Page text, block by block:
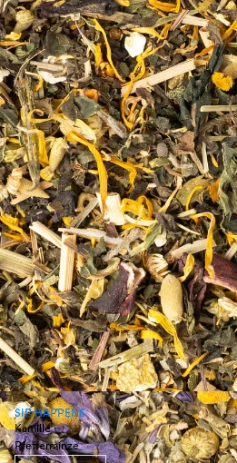
SIP HAPPENS
Kamille ·
Pfefferminze